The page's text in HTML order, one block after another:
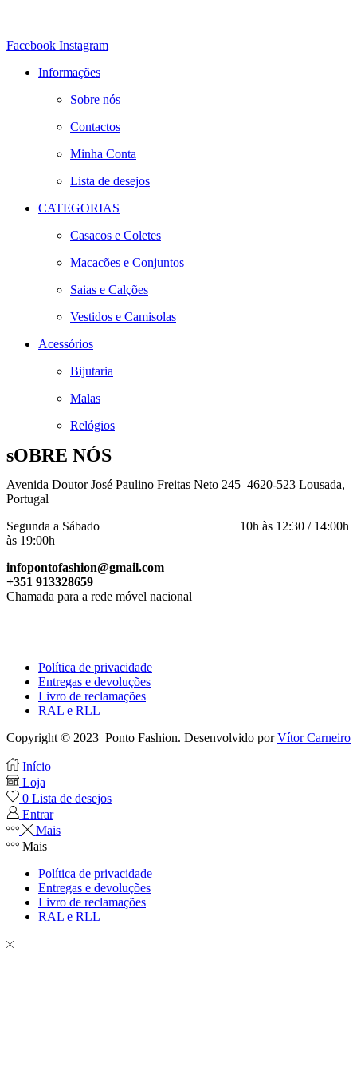
Facebook Instagram
Informações
Sobre nós
Contactos
Minha Conta
Lista de desejos
CATEGORIAS
Casacos e Coletes
Macacões e Conjuntos
Saias e Calções
Vestidos e Camisolas
Acessórios
Bijutaria
Malas
Relógios
sOBRE NÓS
Avenida Doutor José Paulino Freitas Neto 245 4620-523 Lousada,
Portugal
Segunda a Sábado 10h às 12:30 / 14:00h
às 19:00h
infopontofashion@gmail.com
+351 913328659
Chamada para a rede móvel nacional
Política de privacidade
Entregas e devoluções
Livro de reclamações
RAL e RLL
Copyright © 2023 Ponto Fashion. Desenvolvido porVítor Carneiro
Início
Loja
0 Lista de desejos
Entrar
Mais
Mais
Política de privacidade
Entregas e devoluções
Livro de reclamações
RAL e RLL